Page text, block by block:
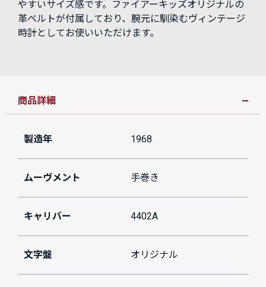
やすいサイズ感です。ファイアーキッズオリジナルの
革ベルトが付属しており、腕元に馴染むヴィンテージ
時計としてお使いいただけます。
商品詳細
製造年 1968
ムーヴメント 手巻き
キャリバー 4402A
文字盤 オリジナル